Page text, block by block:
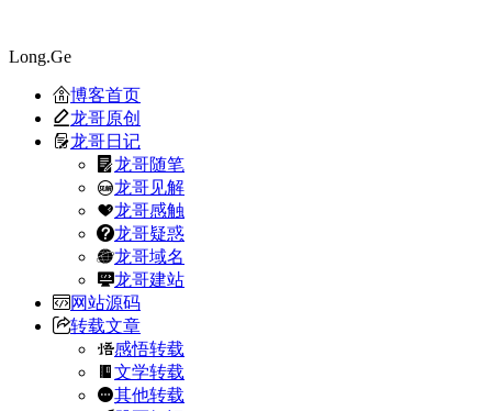
Long.Ge
博客首页
龙哥原创
龙哥日记
龙哥随笔
龙哥见解
龙哥感触
龙哥疑惑
龙哥域名
龙哥建站
网站源码
转载文章
感悟转载
文学转载
其他转载